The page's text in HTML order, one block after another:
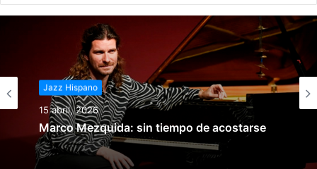
Jazz Hispano
15 abril, 2026
Jazz Hispano
15 marzo, 2026